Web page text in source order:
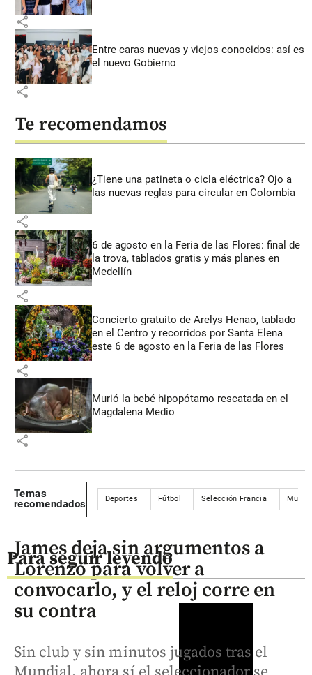
share
Entre caras nuevas y viejos conocidos: así es
el nuevo Gobierno
share
Te recomendamos
¿Tiene una patineta o cicla eléctrica? Ojo a
las nuevas reglas para circular en Colombia
share
6 de agosto en la Feria de las Flores: final de
la trova, tablados gratis y más planes en
Medellín
share
Concierto gratuito de Arelys Henao, tablado
en el Centro y recorridos por Santa Elena
este 6 de agosto en la Feria de las Flores
share
Murió la bebé hipopótamo rescatada en el
Magdalena Medio
share
Temas
recomendados
Deportes Fútbol Selección Francia
Para seguir leyendo
James deja sin argumentos a
Lorenzo para volver a
convocarlo, y el reloj corre en
su contra
Sin club y sin minutos jugados tras el